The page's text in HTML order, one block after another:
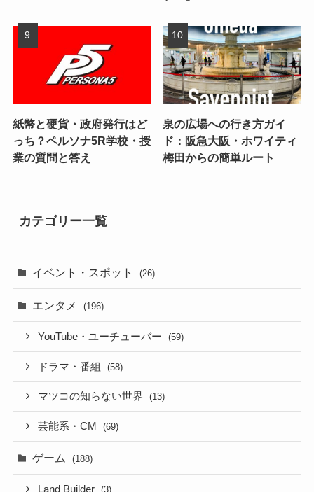
紙幣と硬貨・政府発行はど
っち？ペルソナ5R学校・授
業の質問と答え
泉の広場への行き方ガイ
ド：阪急大阪・ホワイティ
梅田からの簡単ルート
カテゴリー一覧
イベント・スポット (26)
エンタメ (196)
YouTube・ユーチューバー (59)
ドラマ・番組 (58)
マツコの知らない世界 (13)
芸能系・CM (69)
ゲーム (188)
Land Builder (3)